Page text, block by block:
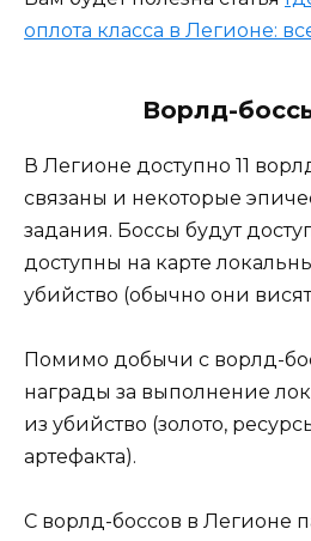
оплота класса в Легионе:
Ворлд-
В Легионе доступно 11
связаны и некоторые
задания. Боссы будут
доступны на карте
убийство (обычно они
Помимо добычи с ворлд-
награды за выполнение
из убийство (золото,
артефакта).
С ворлд-боссов в Легионе